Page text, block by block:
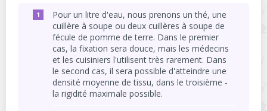
Pour un litre d'eau, nous prenons un thé, une
cuillère à soupe ou deux cuillères à soupe de
fécule de pomme de terre. Dans le premier
cas, la fixation sera douce, mais les médecins
et les cuisiniers l'utilisent très rarement. Dans
le second cas, il sera possible d'atteindre une
densité moyenne de tissu, dans le troisième -
la rigidité maximale possible.